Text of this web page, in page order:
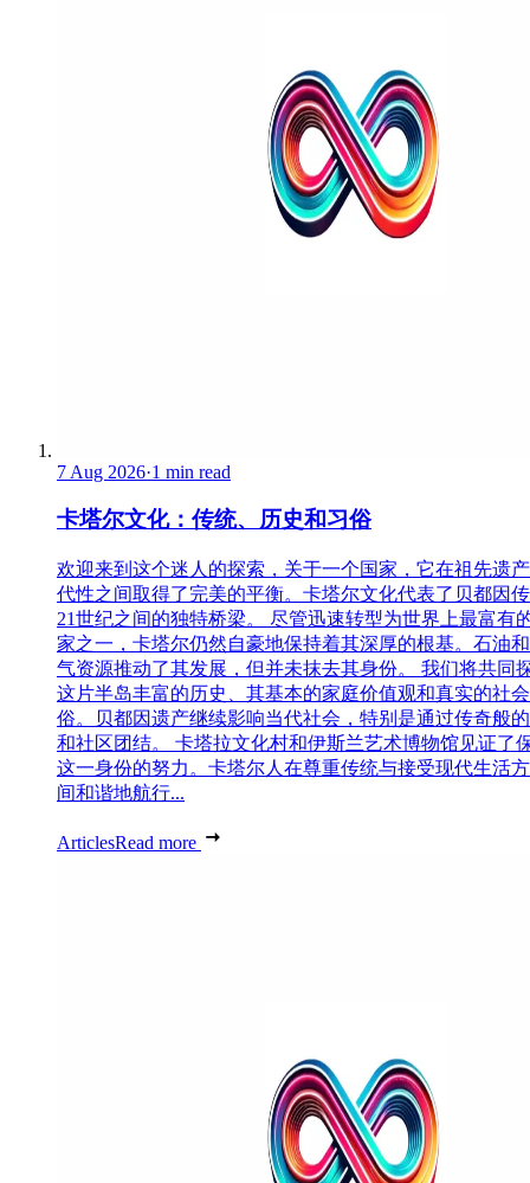
7 Aug 2026·1 min read
卡塔尔文化：传统、历史和习俗
欢迎来到这个迷人的探索，关于一个国家，它在祖先遗
代性之间取得了完美的平衡。卡塔尔文化代表了贝都因
21世纪之间的独特桥梁。 尽管迅速转型为世界上最富有
家之一，卡塔尔仍然自豪地保持着其深厚的根基。石油
气资源推动了其发展，但并未抹去其身份。 我们将共同
这片半岛丰富的历史、其基本的家庭价值观和真实的社
俗。贝都因遗产继续影响当代社会，特别是通过传奇般
和社区团结。 卡塔拉文化村和伊斯兰艺术博物馆见证了
这一身份的努力。卡塔尔人在尊重传统与接受现代生活
间和谐地航行...
ArticlesRead more